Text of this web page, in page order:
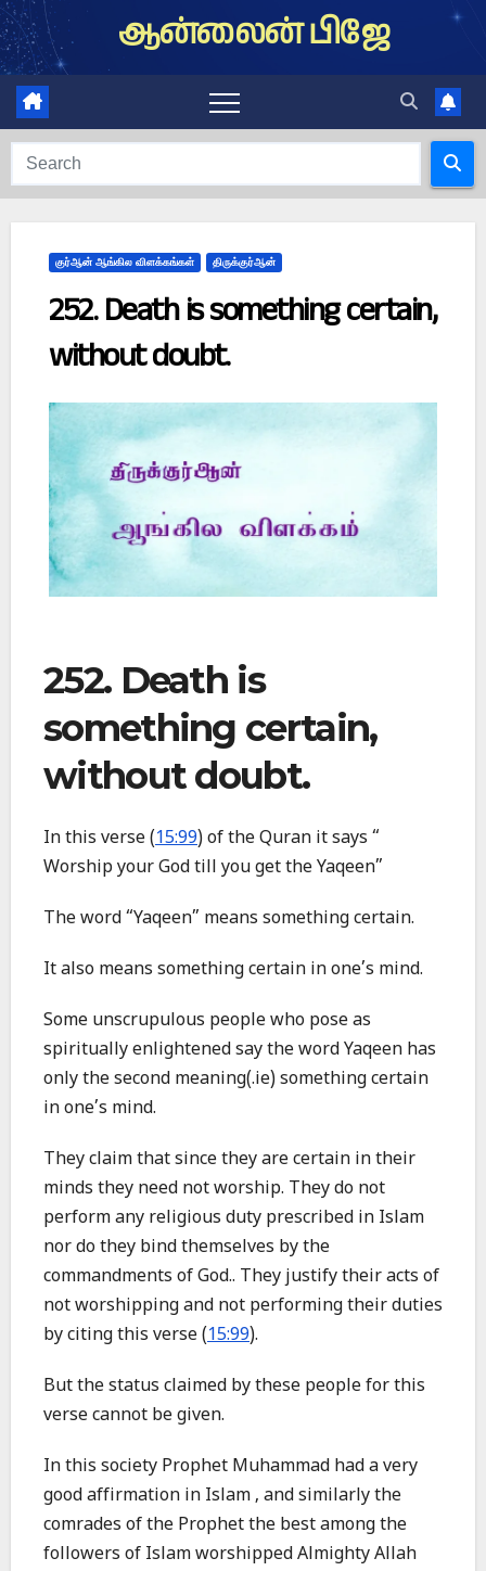
Skip
to
content
ஆன்லைன் பிஜே
குர்ஆன் ஆங்கில விளக்கங்கள் திருக்குர்ஆன்
252. Death is something certain,
without doubt.
252. Death is
something certain,
without doubt.
In this verse (15:99) of the Quran it says “
Worship your God till you get the Yaqeen”
The word “Yaqeen” means something certain.
It also means something certain in one’s mind.
Some unscrupulous people who pose as
spiritually enlightened say the word Yaqeen has
only the second meaning(.ie) something certain
in one’s mind.
They claim that since they are certain in their
minds they need not worship. They do not
perform any religious duty prescribed in Islam
nor do they bind themselves by the
commandments of God.. They justify their acts of
not worshipping and not performing their duties
by citing this verse (15:99).
But the status claimed by these people for this
verse cannot be given.
In this society Prophet Muhammad had a very
good affirmation in Islam , and similarly the
comrades of the Prophet the best among the
followers of Islam worshipped Almighty Allah